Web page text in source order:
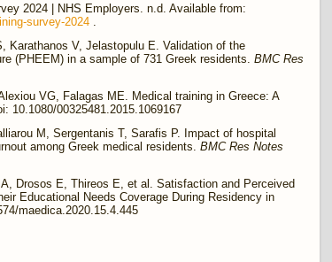
2024 | NHS Employers. n.d. Available from:
survey-2024
Karathanos V, Jelastopulu E. Validation of the
(PHEEM) in a sample of 731 Greek residents. BMC Res
VG, Falagas ME. Medical training in Greece: A
10.1080/00325481.2015.1069167
M, Sergentanis T, Sarafis P. Impact of hospital
among Greek medical residents. BMC Res Notes
Drosos E, Thireos E, et al. Satisfaction and Perceived
Educational Needs Coverage During Residency in
maedica.2020.15.4.445